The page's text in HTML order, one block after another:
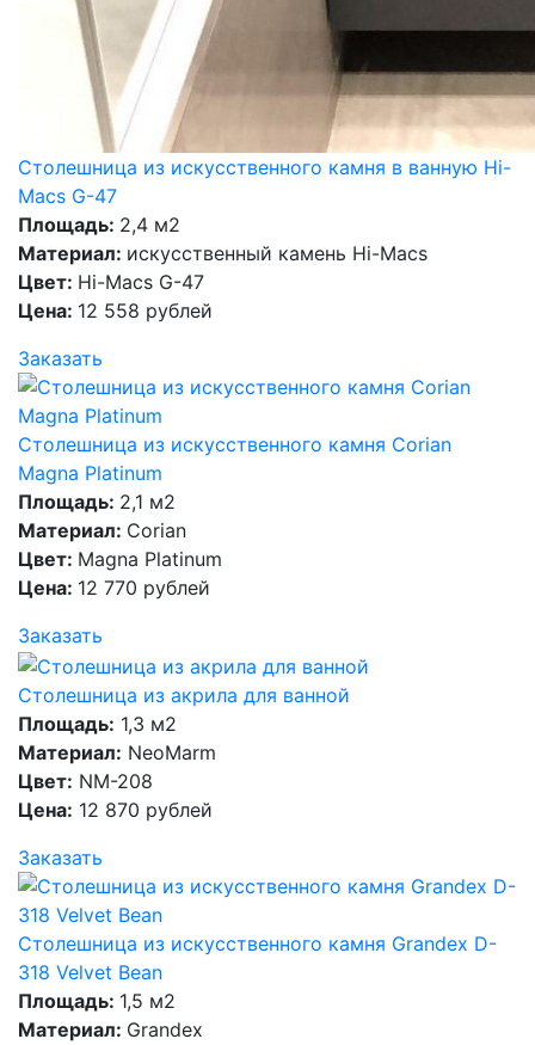
Столешница из искусственного камня в ванную Hi-
Macs G-47
Площадь: 2,4 м2
Материал: искусственный камень Hi-Macs
Цвет: Hi-Macs G-47
Цена: 12 558 рублей
Заказать
Столешница из искусственного камня Corian
Magna Platinum
Площадь: 2,1 м2
Материал: Corian
Цвет: Magna Platinum
Цена: 12 770 рублей
Заказать
Столешница из акрила для ванной
Площадь: 1,3 м2
Материал: NeoMarm
Цвет: NM-208
Цена: 12 870 рублей
Заказать
Столешница из искусственного камня Grandex D-
318 Velvet Bean
Площадь: 1,5 м2
Материал: Grandex